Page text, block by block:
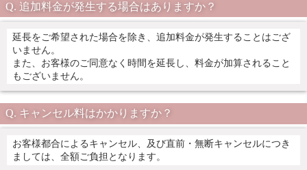
追加料金が発生する場合はありますか？
延長をご希望された場合を除き、追加料金が発生することはござ
いません。
また、お客様のご同意なく時間を延長し、料金が加算されること
もございません。
キャンセル料はかかりますか？
お客様都合によるキャンセル、及び直前・無断キャンセルにつき
ましては、全額ご負担となります。